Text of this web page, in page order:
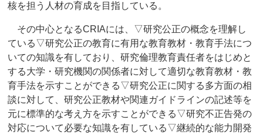
核を担う人材の育成を目指している。
その中心となるCRIAには、▽研究公正の概念を理解し
ている▽研究公正の教育に有用な教育教材・教育手法につ
いての知識を有しており、研究倫理教育責任者をはじめと
する大学・研究機関の関係者に対して適切な教育教材・教
育手法を示すことができる▽研究公正に関する多方面の相
談に対して、研究公正教材や関連ガイドラインの記述等を
元に標準的な考え方を示すことができる▽研究不正告発の
対応について必要な知識を有している▽継続的な能力開発